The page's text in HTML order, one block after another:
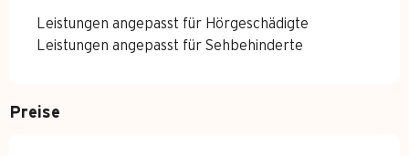
Leistungen angepasst für Hörgeschädigte
Leistungen angepasst für Sehbehinderte
Preise